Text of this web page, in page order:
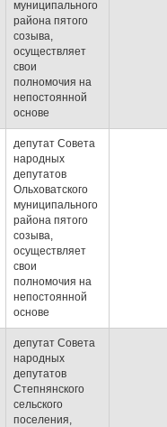
муниципального
района пятого
созыва,
осуществляет
свои
полномочия на
непостоянной
основе
депутат Совета
народных
депутатов
Ольховатского
муниципального
района пятого
созыва,
осуществляет
свои
полномочия на
непостоянной
основе
депутат Совета
народных
депутатов
Степнянского
сельского
поселения,